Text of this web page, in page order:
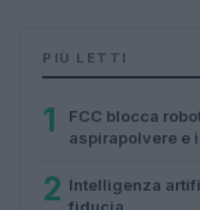
PIÙ LETTI
1
FCC blocca
aspirapolvere e
2 Intelligenza
fiducia